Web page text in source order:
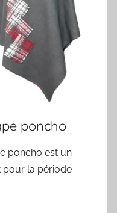
poncho
poncho est un
pour la période